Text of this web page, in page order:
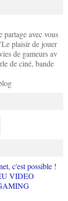
partage avec vous
plaisir de jouer
de gameurs av
de ciné, bande
c'est possible !
VIDEO